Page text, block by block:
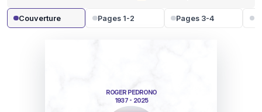
Couverture Pages 1-2 Pages 3-4
ROGER PEDRONO
1937 - 2025